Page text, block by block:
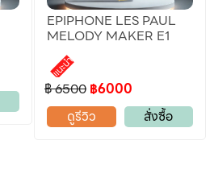
EPIPHONE LES PAUL
MELODY MAKER E1
แนะนำ
฿ 6500 ฿6000
ดูรีวิว
สั่งซื้อ